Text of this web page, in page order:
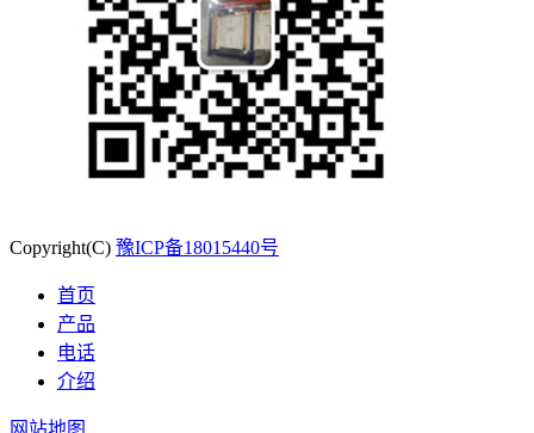
Copyright(C) 豫ICP备18015440号
首页
产品
电话
介绍
网站地图